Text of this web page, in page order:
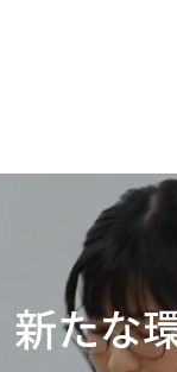
新たな